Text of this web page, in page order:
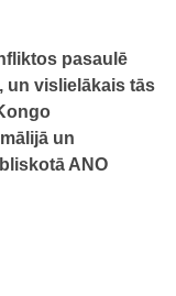
pasaulē
un vislielākais tās
un
ANO